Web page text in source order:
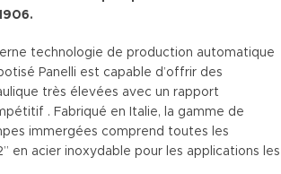
technologie de production automatique
Panelli est capable d’offrir des
très élevées avec un rapport
. Fabriqué en Italie, la gamme de
immergées comprend toutes les
en acier inoxydable pour les applications les